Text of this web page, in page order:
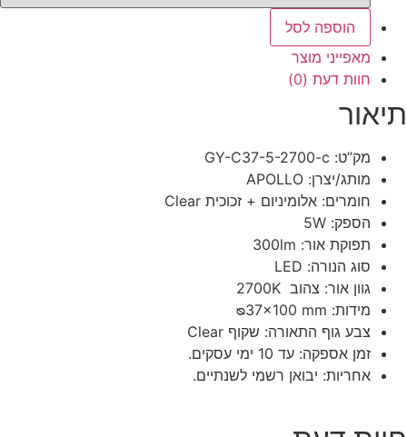
הוספה לסל
מאפייני מוצר
חוות דעת (0)
תיאור
מק”ט: GY-C37-5-2700-c
מותג/יצרן: APOLLO
חומרים: אלומיניום + זכוכית Clear
הספק: 5W
תפוקת אור: 300lm
סוג הנורה: LED
גוון אור: צהוב 2700K
מידות: ᴓ37×100 mm
צבע גוף התאורה: שקוף Clear
זמן אספקה: עד 10 ימי עסקים.
אחריות: יבואן רשמי לשנתיים.